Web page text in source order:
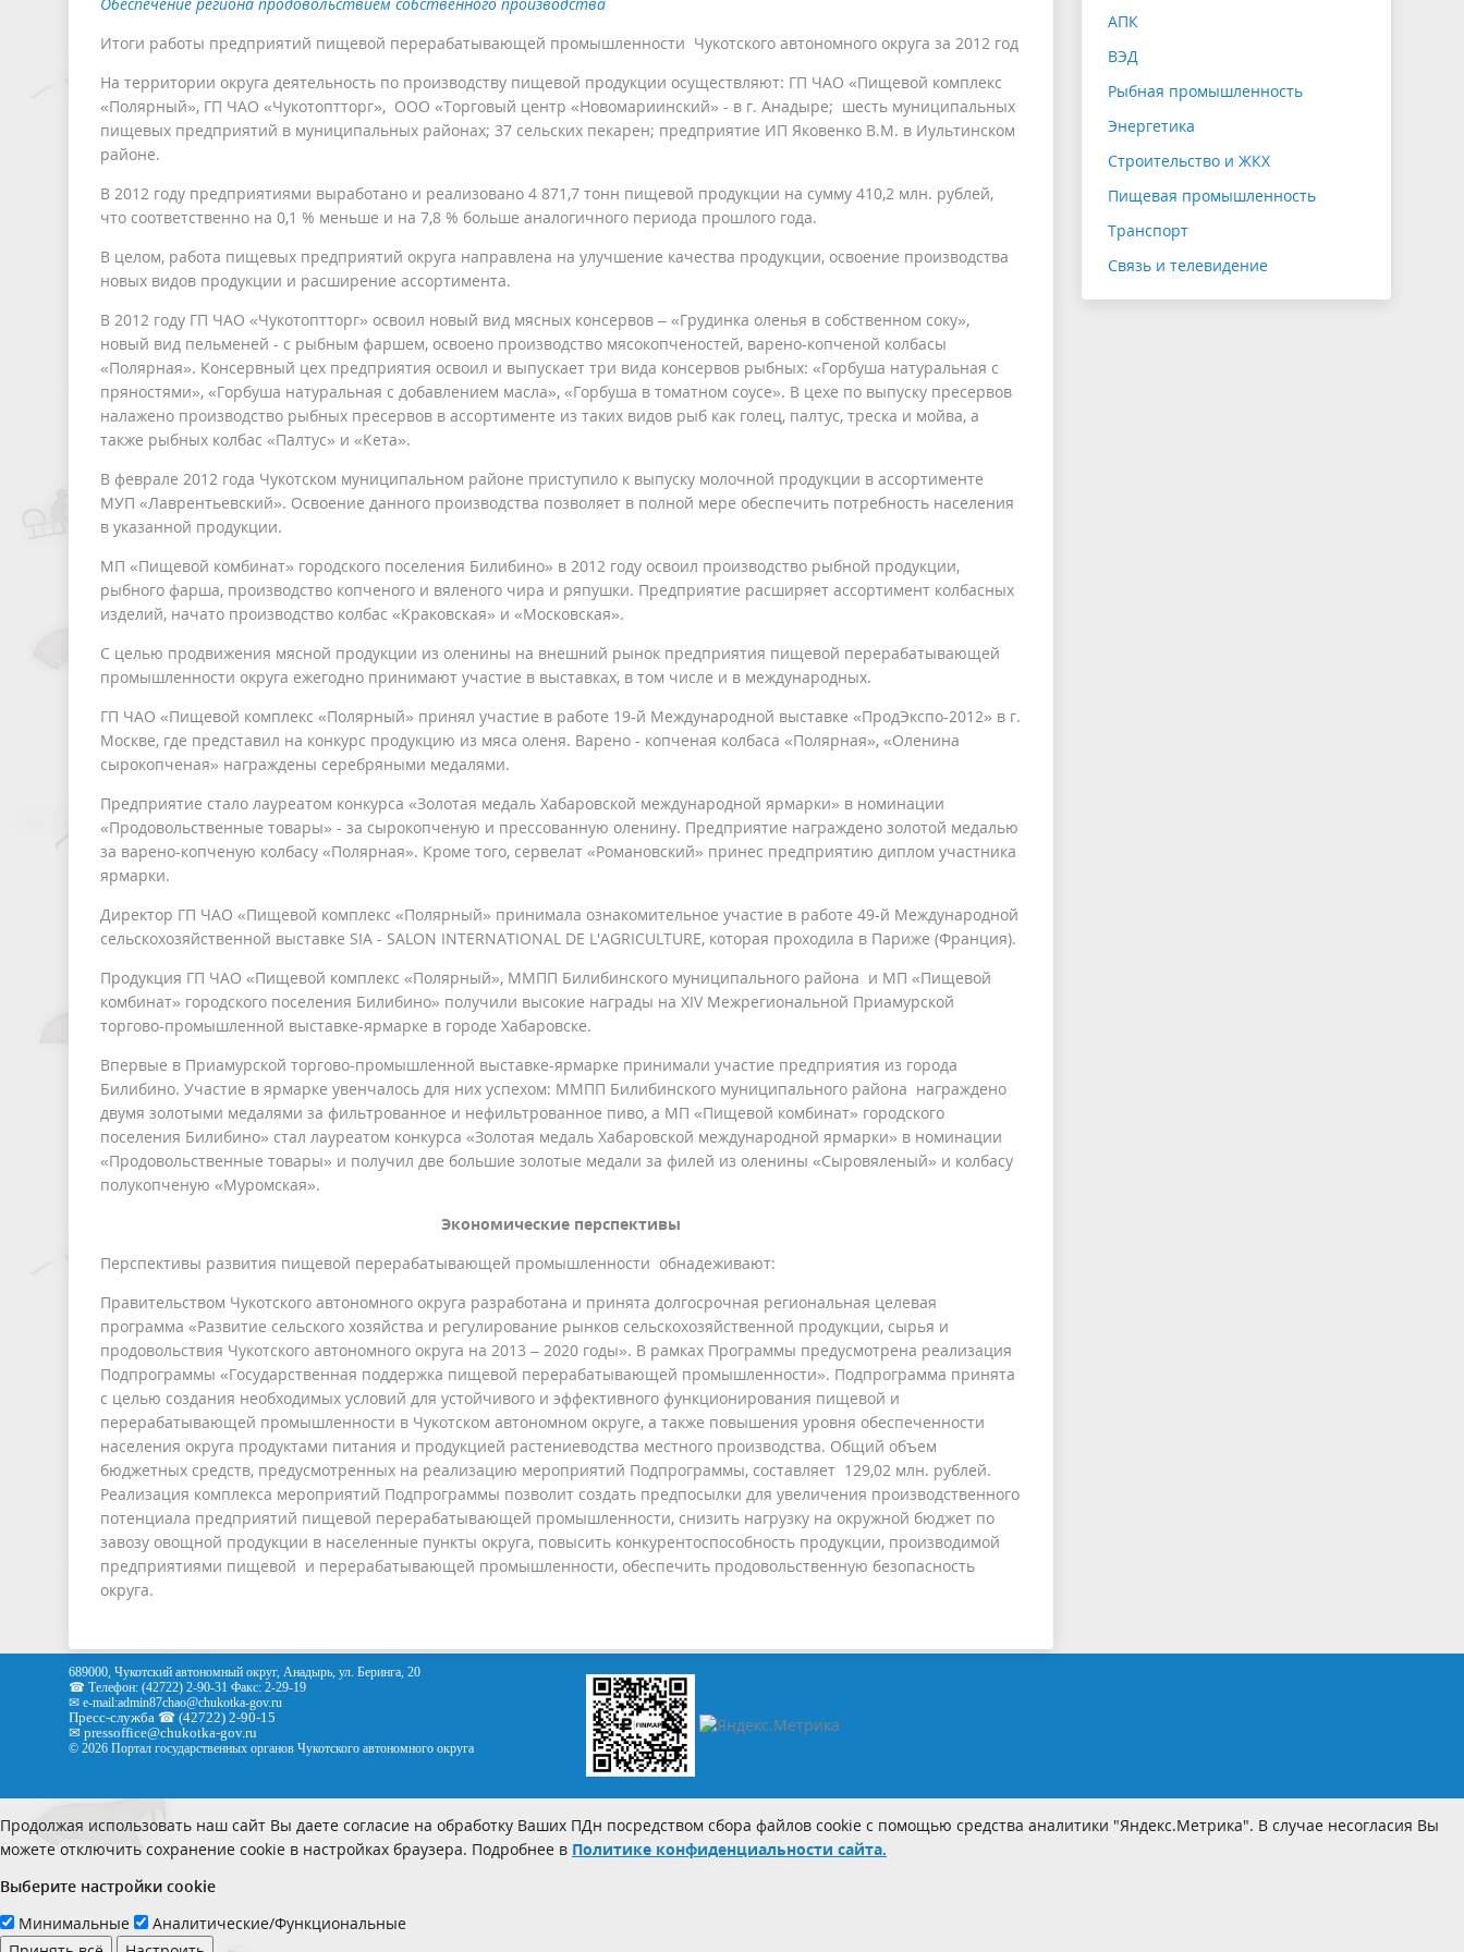
Обеспечение региона продовольствием собственного производства
Итоги работы предприятий пищевой перерабатывающей промышленности Чукотского автономного округа за 2012 год
На территории округа деятельность по производству пищевой продукции осуществляют: ГП ЧАО «Пищевой комплекс
«Полярный», ГП ЧАО «Чукотоптторг», ООО «Торговый центр «Новомариинский» - в г. Анадыре; шесть муниципальных
пищевых предприятий в муниципальных районах; 37 сельских пекарен; предприятие ИП Яковенко В.М. в Иультинском
районе.
В 2012 году предприятиями выработано и реализовано 4 871,7 тонн пищевой продукции на сумму 410,2 млн. рублей,
что соответственно на 0,1 % меньше и на 7,8 % больше аналогичного периода прошлого года.
В целом, работа пищевых предприятий округа направлена на улучшение качества продукции, освоение производства
новых видов продукции и расширение ассортимента.
В 2012 году ГП ЧАО «Чукотоптторг» освоил новый вид мясных консервов – «Грудинка оленья в собственном соку»,
новый вид пельменей - с рыбным фаршем, освоено производство мясокопченостей, варено-копченой колбасы
«Полярная». Консервный цех предприятия освоил и выпускает три вида консервов рыбных: «Горбуша натуральная с
пряностями», «Горбуша натуральная с добавлением масла», «Горбуша в томатном соусе». В цехе по выпуску пресервов
налажено производство рыбных пресервов в ассортименте из таких видов рыб как голец, палтус, треска и мойва, а
также рыбных колбас «Палтус» и «Кета».
В феврале 2012 года Чукотском муниципальном районе приступило к выпуску молочной продукции в ассортименте
МУП «Лаврентьевский». Освоение данного производства позволяет в полной мере обеспечить потребность населения
в указанной продукции.
МП «Пищевой комбинат» городского поселения Билибино» в 2012 году освоил производство рыбной продукции,
рыбного фарша, производство копченого и вяленого чира и ряпушки. Предприятие расширяет ассортимент колбасных
изделий, начато производство колбас «Краковская» и «Московская».
С целью продвижения мясной продукции из оленины на внешний рынок предприятия пищевой перерабатывающей
промышленности округа ежегодно принимают участие в выставках, в том числе и в международных.
ГП ЧАО «Пищевой комплекс «Полярный» принял участие в работе 19-й Международной выставке «ПродЭкспо-2012» в г.
Москве, где представил на конкурс продукцию из мяса оленя. Варено - копченая колбаса «Полярная», «Оленина
сырокопченая» награждены серебряными медалями.
Предприятие стало лауреатом конкурса «Золотая медаль Хабаровской международной ярмарки» в номинации
«Продовольственные товары» - за сырокопченую и прессованную оленину. Предприятие награждено золотой медалью
за варено-копченую колбасу «Полярная». Кроме того, сервелат «Романовский» принес предприятию диплом участника
ярмарки.
Директор ГП ЧАО «Пищевой комплекс «Полярный» принимала ознакомительное участие в работе 49-й Международной
сельскохозяйственной выставке SIA - SALON INTERNATIONAL DE L'AGRICULTURE, которая проходила в Париже (Франция).
Продукция ГП ЧАО «Пищевой комплекс «Полярный», ММПП Билибинского муниципального района и МП «Пищевой
комбинат» городского поселения Билибино» получили высокие награды на XIV Межрегиональной Приамурской
торгово-промышленной выставке-ярмарке в городе Хабаровске.
Впервые в Приамурской торгово-промышленной выставке-ярмарке принимали участие предприятия из города
Билибино. Участие в ярмарке увенчалось для них успехом: ММПП Билибинского муниципального района награждено
двумя золотыми медалями за фильтрованное и нефильтрованное пиво, а МП «Пищевой комбинат» городского
поселения Билибино» стал лауреатом конкурса «Золотая медаль Хабаровской международной ярмарки» в номинации
«Продовольственные товары» и получил две большие золотые медали за филей из оленины «Сыровяленый» и колбасу
полукопченую «Муромская».
Экономические перспективы
Перспективы развития пищевой перерабатывающей промышленности обнадеживают:
Правительством Чукотского автономного округа разработана и принята долгосрочная региональная целевая
программа «Развитие сельского хозяйства и регулирование рынков сельскохозяйственной продукции, сырья и
продовольствия Чукотского автономного округа на 2013 – 2020 годы». В рамках Программы предусмотрена реализация
Подпрограммы «Государственная поддержка пищевой перерабатывающей промышленности». Подпрограмма принята
с целью создания необходимых условий для устойчивого и эффективного функционирования пищевой и
перерабатывающей промышленности в Чукотском автономном округе, а также повышения уровня обеспеченности
населения округа продуктами питания и продукцией растениеводства местного производства. Общий объем
бюджетных средств, предусмотренных на реализацию мероприятий Подпрограммы, составляет 129,02 млн. рублей.
Реализация комплекса мероприятий Подпрограммы позволит создать предпосылки для увеличения производственного
потенциала предприятий пищевой перерабатывающей промышленности, снизить нагрузку на окружной бюджет по
завозу овощной продукции в населенные пункты округа, повысить конкурентоспособность продукции, производимой
предприятиями пищевой и перерабатывающей промышленности, обеспечить продовольственную безопасность
округа.
АПК
ВЭД
Рыбная промышленность
Энергетика
Строительство и ЖКХ
Пищевая промышленность
Транспорт
Связь и телевидение
689000, Чукотский автономный округ, Анадырь, ул. Беринга, 20
☎ Телефон: (42722) 2-90-31 Факс: 2-29-19
✉ e-mail:admin87chao@chukotka-gov.ru
Пресс-служба ☎ (42722) 2-90-15
✉ pressoffice@chukotka-gov.ru
© 2026 Портал государственных органов Чукотского автономного округа
Продолжая использовать наш сайт Вы даете согласие на обработку Ваших ПДн посредством сбора файлов cookie с помощью средства аналитики "Яндекс.Метрика". В случае несогласия Вы
можете отключить сохранение cookie в настройках браузера. Подробнее в Политике конфиденциальности сайта.
Выберите настройки cookie
Минимальные
Аналитические/Функциональные